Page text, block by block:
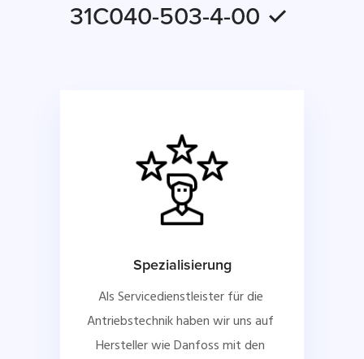
31C040-503-4-00 ✓
Spezialisierung
Als Servicedienstleister für die
Antriebstechnik haben wir uns auf
Hersteller wie Danfoss mit den